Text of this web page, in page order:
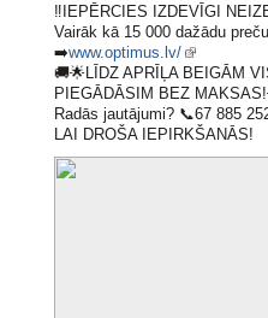
‼️ IEPĒRCIES IZDEVĪGI
Vairāk kā 15 000 dažādu
➡️www.optimus.lv/
🚚🌟 LĪDZ APRĪĻA BEIGĀM
PIEGĀDĀSIM BEZ MAKSAS!
Radās jautājumi? 📞67 885
LAI DROŠA IEPIRKŠANĀS!